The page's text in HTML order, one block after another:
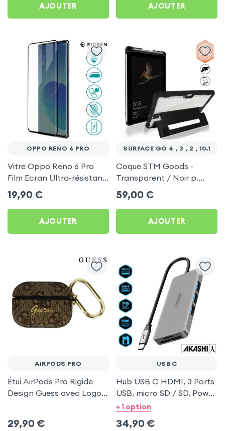
AJOUTER AJOUTER
OPPO RENO 6 PRO
Vitre Oppo Reno 6 Pro
Film Ecran Ultra-résistant
9H Bords Incurvés 3D,
Bigben - Noir
19,90 €
AJOUTER
SURFACE GO 4 , 3 , 2 , 10.1
Coque STM Goods -
Transparent / Noir p.
Surface Go 4 , Go 3 , Go 2
et 10.1
59,00 €
AJOUTER
AIRPODS PRO
Étui AirPods Pro Rigide
Design Guess avec Logo
29,90 €
USB C
Hub USB C HDMI, 3 Ports
USB, micro SD / SD, Power
Delivery, Adaptateur 7 en
Macbook, Ordinateur
+ 1 option
34,90 €